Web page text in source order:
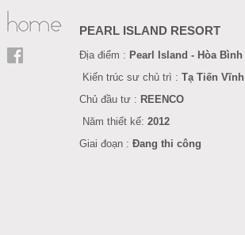
PEARL ISLAND RESORT
Địa điểm : Pearl Island - Hòa Bình
Kiến trúc sư chủ trì : Tạ Tiến
Chủ đầu tư : REENCO
Năm thiết kế: 2012
Giai đoạn : Đang thi công